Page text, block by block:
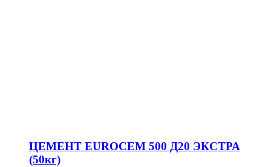
ЦЕМЕНТ EUROCEM 500 Д20 ЭКСТРА
(50кг)